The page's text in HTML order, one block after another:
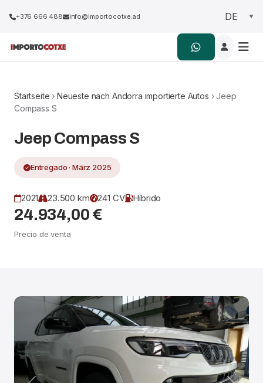
+376 666 488 info@importocotxe.ad
Startseite › Neueste nach Andorra importierte Autos › Jeep
Compass S
Jeep Compass S
Entregado · März 2025
2021 23.500 km 241 CV Híbrido
24.934,00 €
Precio de venta